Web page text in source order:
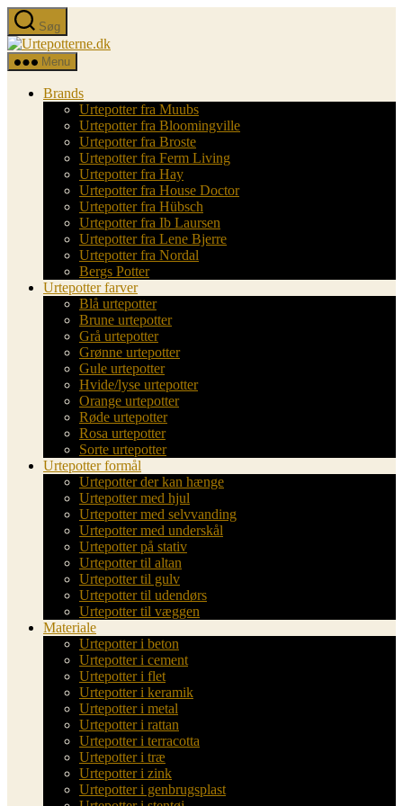
Spring
til
indholdet
Søg
Urtepotterne.dk
Menu
Brands
Urtepotter fra Muubs
Urtepotter fra Bloomingville
Urtepotter fra Broste
Urtepotter fra Ferm Living
Urtepotter fra Hay
Urtepotter fra House Doctor
Urtepotter fra Hübsch
Urtepotter fra Ib Laursen
Urtepotter fra Lene Bjerre
Urtepotter fra Nordal
Bergs Potter
Urtepotter farver
Blå urtepotter
Brune urtepotter
Grå urtepotter
Grønne urtepotter
Gule urtepotter
Hvide/lyse urtepotter
Orange urtepotter
Røde urtepotter
Rosa urtepotter
Sorte urtepotter
Urtepotter formål
Urtepotter der kan hænge
Urtepotter med hjul
Urtepotter med selvvanding
Urtepotter med underskål
Urtepotter på stativ
Urtepotter til altan
Urtepotter til gulv
Urtepotter til udendørs
Urtepotter til væggen
Materiale
Urtepotter i beton
Urtepotter i cement
Urtepotter i flet
Urtepotter i keramik
Urtepotter i metal
Urtepotter i rattan
Urtepotter i terracotta
Urtepotter i træ
Urtepotter i zink
Urtepotter i genbrugsplast